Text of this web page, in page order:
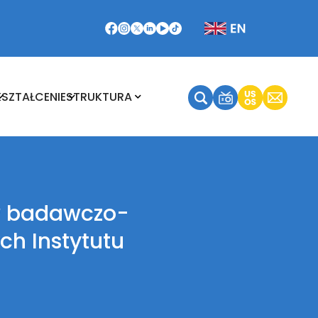
STRUKTURA
badawczo-
Instytutu